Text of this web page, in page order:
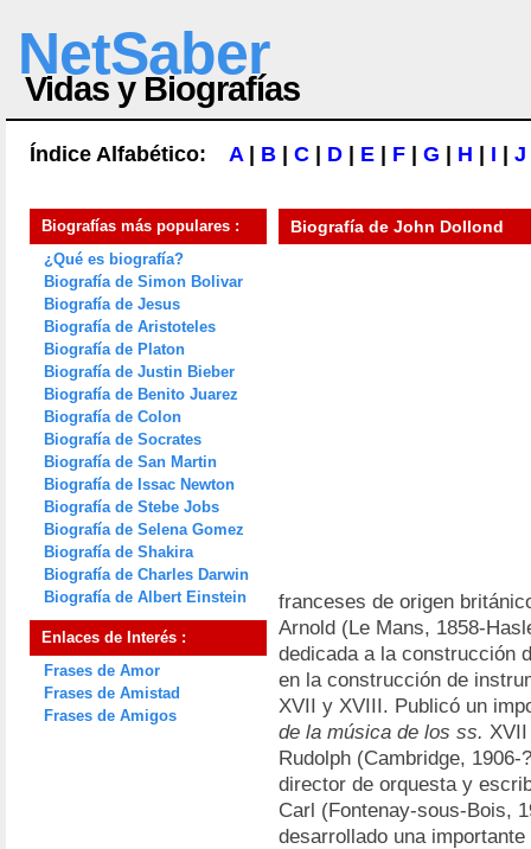
NetSaber
Vidas y Biografías
Índice Alfabético: A| B C D E F G H I J
Biografías más populares :
¿Qué es biografía?
Biografía de Simon Bolivar
Biografía de Jesus
Biografía de Aristoteles
Biografía de Platon
Biografía de Justin Bieber
Biografía de Benito Juarez
Biografía de Colon
Biografía de Socrates
Biografía de San Martin
Biografía de Issac Newton
Biografía de Stebe Jobs
Biografía de Selena Gomez
Biografía de Shakira
Biografía de Charles Darwin
Biografía de Albert Einstein
Enlaces de Interés :
Frases de Amor
Frases de Amistad
Frases de Amigos
Biografía de John Dollond
franceses de origen
Arnold (Le Mans, 1858-
dedicada a la construcción
en la construcción de
XVII y XVIII. Publicó un
de la música de los ss.
Rudolph (Cambridge,
director de orquesta y
Carl (Fontenay-sous-Bois,
desarrollado una